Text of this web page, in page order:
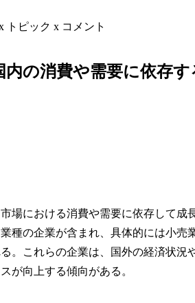
トピック x コメント
内の消費や需要に依存
場における消費や需要に依存して成
種の企業が含まれ、具体的には小
。これらの企業は、国外の経済状況
が向上する傾向がある。